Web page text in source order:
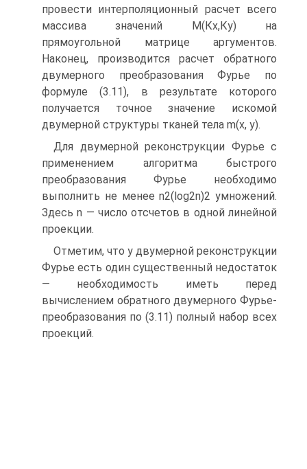
провести интерполяционный расчет всего
массива значений М(Кх,Кy) на
прямоугольной матрице аргументов.
Наконец, производится расчет обратного
двумерного преобразования Фурье по
формуле (3.11), в результате которого
получается точное значение искомой
двумерной структуры тканей тела m(х, у).
Для двумерной реконструкции Фурье с
применением алгоритма быстрого
преобразования Фурье необходимо
выполнить не менее n2(log2n)2 умножений.
Здесь n — число отсчетов в одной линейной
проекции.
Отметим, что у двумерной реконструкции
Фурье есть один существенный недостаток
— необходимость иметь перед
вычислением обратного двумерного Фурье-
преобразования по (3.11) полный набор всех
проекций.